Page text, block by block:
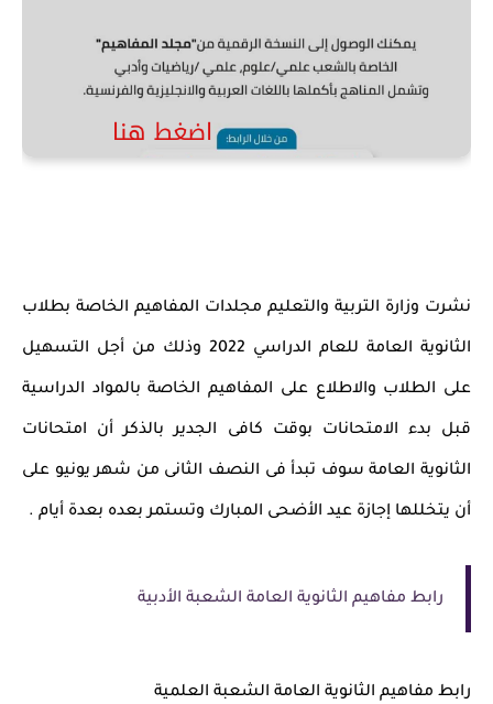
نشرت وزارة التربية والتعليم مجلدات المفاهيم الخاصة بطلاب
الثانوية العامة للعام الدراسي 2022 وذلك من أجل التسهيل
على الطلاب والاطلاع على المفاهيم الخاصة بالمواد الدراسية
قبل بدء الامتحانات بوقت كافى الجدير بالذكر أن امتحانات
الثانوية العامة سوف تبدأ فى النصف الثانى من شهر يونيو على
أن يتخللها إجازة عيد الأضحى المبارك وتستمر بعده بعدة أيام .
رابط مفاهيم الثانوية العامة الشعبة الأدبية
رابط مفاهيم الثانوية العامة الشعبة العلمية